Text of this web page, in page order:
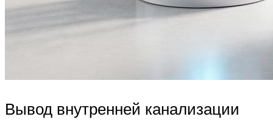
Вывод внутренней канализации